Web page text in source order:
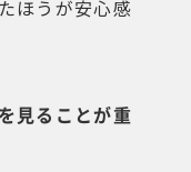
ほうが安心感
見ることが重